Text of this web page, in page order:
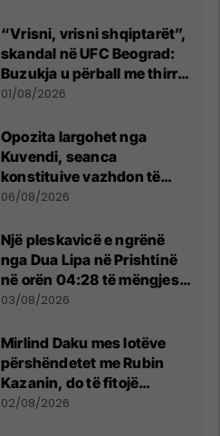
“Vrisni, vrisni shqiptarët”,
skandal në UFC Beograd:
Buzukja u përball me thirrje
anti-shqiptare nga
01/08/2026
Opozita largohet nga
Kuvendi, seanca
konstituive vazhdon të
shtunën në orën 11:00
06/08/2026
Një pleskavicë e ngrënë
nga Dua Lipa në Prishtinë
në orën 04:28 të mëngjesit
- dhe bota digjitale serbe
03/08/2026
Mirlind Daku mes lotëve
përshëndetet me Rubin
Kazanin, do të fitojë
miliona te Spartak Moska
02/08/2026